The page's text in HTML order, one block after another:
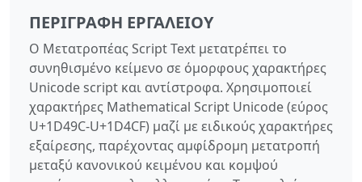
ΠΕΡΙΓΡΑΦΉ ΕΡΓΑΛΕΊΟΥ
Ο Μετατροπέας Script Text μετατρέπει το
συνηθισμένο κείμενο σε όμορφους χαρακτήρες
Unicode script και αντίστροφα. Χρησιμοποιεί
χαρακτήρες Mathematical Script Unicode (εύρος
U+1D49C-U+1D4CF) μαζί με ειδικούς χαρακτήρες
εξαίρεσης, παρέχοντας αμφίδρομη μετατροπή
μεταξύ κανονικού κειμένου και κομψού